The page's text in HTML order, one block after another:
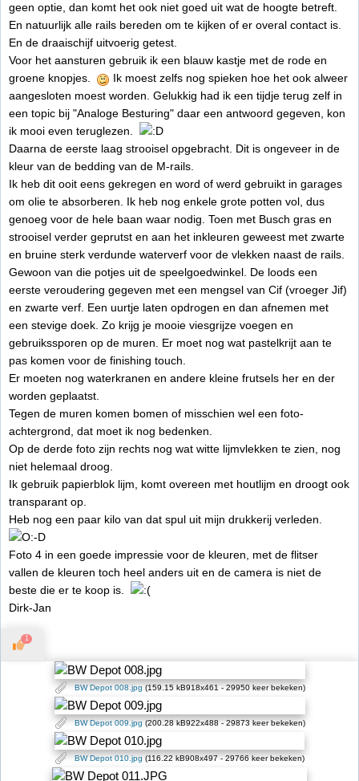
geen optie, dan komt het ook niet goed uit wat de hoogte betreft.
En natuurlijk alle rails bereden om te kijken of er overal contact is.
En de draaischijf uitvoerig getest.
Voor het aansturen gebruik ik een blauw kastje met de rode en
groene knopjes.
Ik moest zelfs nog spieken hoe het ook alweer
aangesloten moest worden. Gelukkig had ik een tijdje terug zelf in
een topic bij "Analoge Besturing" daar een antwoord gegeven, kon
ik mooi even teruglezen.
Daarna de eerste laag strooisel opgebracht. Dit is ongeveer in de
kleur van de bedding van de M-rails.
Ik heb dit ooit eens gekregen en word of werd gebruikt in garages
om olie te absorberen. Ik heb nog enkele grote potten vol, dus
genoeg voor de hele baan waar nodig. Toen met Busch gras en
strooisel verder geprutst en aan het inkleuren geweest met zwarte
en bruine sterk verdunde waterverf voor de vlekken naast de rails.
Gewoon van die potjes uit de speelgoedwinkel. De loods een
eerste veroudering gegeven met een mengsel van Cif (vroeger Jif)
en zwarte verf. Een uurtje laten opdrogen en dan afnemen met
een stevige doek. Zo krijg je mooie viesgrijze voegen en
gebruikssporen op de muren. Er moet nog wat pastelkrijt aan te
pas komen voor de finishing touch.
Er moeten nog waterkranen en andere kleine frutsels her en der
worden geplaatst.
Tegen de muren komen bomen of misschien wel een foto-
achtergrond, dat moet ik nog bedenken.
Op de derde foto zijn rechts nog wat witte lijmvlekken te zien, nog
niet helemaal droog.
Ik gebruik papierblok lijm, komt overeen met houtlijm en droogt ook
transparant op.
Heb nog een paar kilo van dat spul uit mijn drukkerij verleden.
Foto 4 in een goede impressie voor de kleuren, met de flitser
vallen de kleuren toch heel anders uit en de camera is niet de
beste die er te koop is.
Dirk-Jan
1
BW Depot 008.jpg(159.15 kB918x461 - 29950 keer bekeken)
BW Depot 009.jpg(200.28 kB922x488 - 29873 keer bekeken)
BW Depot 010.jpg(116.22 kB908x497 - 29766 keer bekeken)